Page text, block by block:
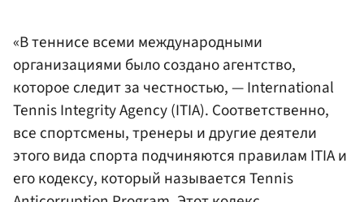
«В теннисе всеми международными
организациями было создано агентство,
которое следит за честностью, — International
Tennis Integrity Agency (ITIA). Соответственно,
все спортсмены, тренеры и другие деятели
этого вида спорта подчиняются правилам ITIA и
его кодексу, который называется Tennis